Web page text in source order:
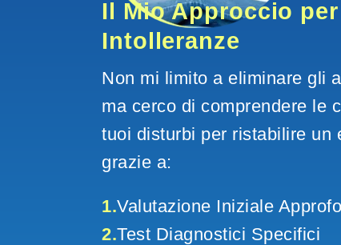
Il Mio Approccio per
Intolleranze
Non mi limito a eliminare gli
ma cerco di comprendere le
tuoi disturbi per ristabilire un
grazie a:
1.Valutazione Iniziale
2.Test Diagnostici Specifici